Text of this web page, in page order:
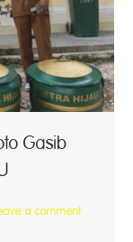
Gasib
a comment